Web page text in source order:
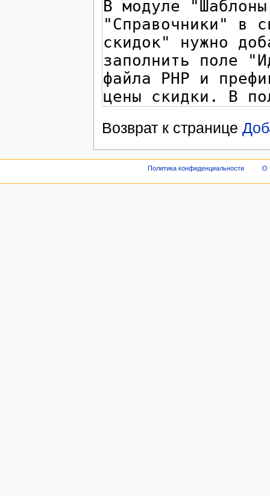
Возврат к странице
Политика конфиденциальности О